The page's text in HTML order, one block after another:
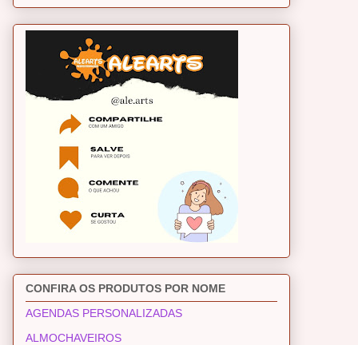
CONFIRA OS PRODUTOS POR NOME
AGENDAS PERSONALIZADAS
ALMOCHAVEIROS